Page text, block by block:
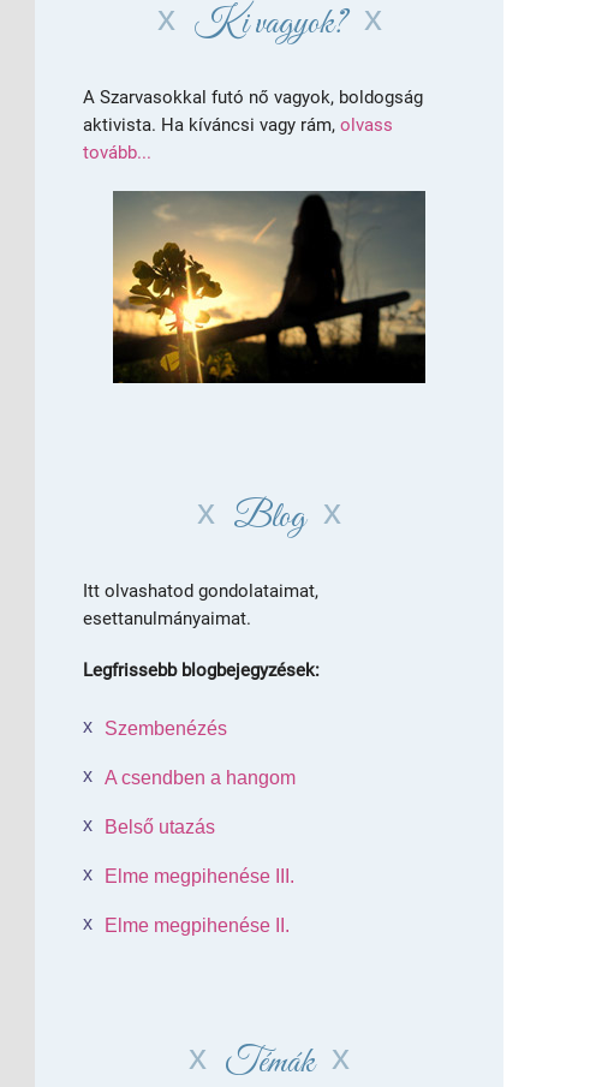
Ki vagyok?
A Szarvasokkal futó nő vagyok, boldogság
aktivista. Ha kíváncsi vagy rám, olvass
tovább...
Blog
Itt olvashatod gondolataimat,
esettanulmányaimat.
Legfrissebb blogbejegyzések:
Szembenézés
A csendben a hangom
Belső utazás
Elme megpihenése III.
Elme megpihenése II.
Témák